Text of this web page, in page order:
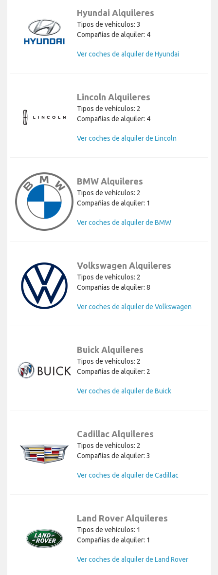
Hyundai Alquileres
Tipos de vehículos: 3
Compañías de alquiler: 4
Ver coches de alquiler de Hyundai
Lincoln Alquileres
Tipos de vehículos: 2
Compañías de alquiler: 4
Ver coches de alquiler de Lincoln
BMW Alquileres
Tipos de vehículos: 2
Compañías de alquiler: 1
Ver coches de alquiler de BMW
Volkswagen Alquileres
Tipos de vehículos: 2
Compañías de alquiler: 8
Ver coches de alquiler de Volkswagen
Buick Alquileres
Tipos de vehículos: 2
Compañías de alquiler: 2
Ver coches de alquiler de Buick
Cadillac Alquileres
Tipos de vehículos: 2
Compañías de alquiler: 3
Ver coches de alquiler de Cadillac
Land Rover Alquileres
Tipos de vehículos: 1
Compañías de alquiler: 1
Ver coches de alquiler de Land Rover